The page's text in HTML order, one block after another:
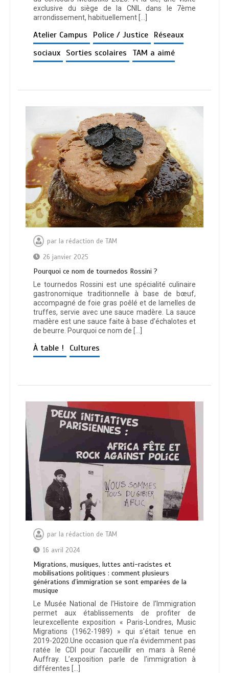
exclusive du siège de la CNIL dans le 7ème
arrondissement, habituellement […]
Atelier Campus Police / Justice Réseaux
sociaux Sorties scolaires TAM a aimé
par la rédaction de TAM
26 janvier 2025
Pourquoi ce nom de tournedos Rossini ?
Le tournedos Rossini est une spécialité culinaire
gastronomique traditionnelle à base de bœuf,
accompagné de foie gras poêlé et de lamelles de
truffes, servie avec une sauce madère. La sauce
madère est une sauce faite à base d’échalotes et
de beurre. Pourquoi ce nom de […]
À table ! Cultures
par la rédaction de TAM
16 avril 2024
Migrations, musiques, luttes anti-racistes et
mobilisations politiques : comment plusieurs
générations d’immigration se sont emparées de la
musique
Le Musée National de l’Histoire de l’Immigration
permet aux établissements de profiter de
leurexcellente exposition « Paris-Londres, Music
Migrations (1962-1989) » qui s’était tenue en
2019-2020.Une occasion que n’a évidemment pas
ratée le CDI pour l’accueillir en mars à René
Auffray. L’exposition parle de l’immigration à
différentes […]